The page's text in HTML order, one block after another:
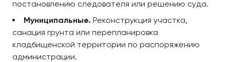
постановлению следователя или решению суда.
Муниципальные. Реконструкция участка,
санация грунта или перепланировка
кладбищенской территории по распоряжению
администрации.